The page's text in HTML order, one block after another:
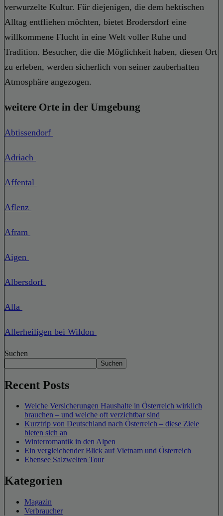
verwurzelte Kultur. Für diejenigen, die dem hektischen
Alltag entfliehen möchten, bietet Brodersdorf eine
willkommene Flucht in eine Welt voller Ruhe und
Tradition. Besucher, die die Möglichkeit haben, diesen Ort
zu erleben, werden sicherlich von seiner zauberhaften
Atmosphäre angezogen.
weitere Orte in der Umgebung
Abtissendorf
Adriach
Affental
Aflenz
Afram
Aigen
Albersdorf
Alla
Allerheiligen bei Wildon
Suchen
Suchen
Recent Posts
Welche Versicherungen Haushalte in Österreich wirklich
brauchen – und welche oft verzichtbar sind
Kurztrip von Deutschland nach Österreich – diese Ziele
bieten sich an
Winterromantik in den Alpen
Ein vergleichender Blick auf Vietnam und Österreich
Ebensee Salzwelten Tour
Kategorien
Magazin
Verbraucher